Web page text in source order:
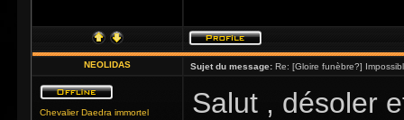
NEOLIDAS Sujet du message: Re: [Gloire funèbre?]
Chevalier Daedra immortel
Salut , désoler